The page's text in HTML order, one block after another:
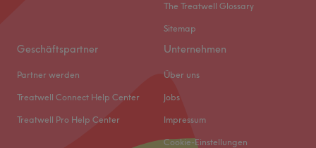
The Treatwell Glossary
Sitemap
Geschäftspartner
Partner werden
Treatwell Connect Help Center
Treatwell Pro Help Center
Unternehmen
Über uns
Jobs
Impressum
Cookie-Einstellungen